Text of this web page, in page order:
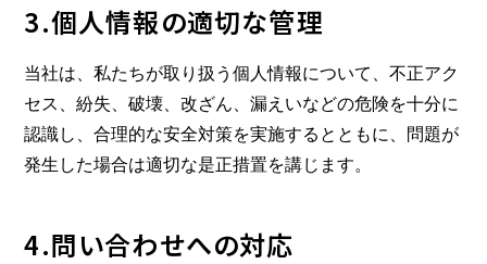
3.個人情報の適切な管理
当社は、私たちが取り扱う個人情報について、不正アク
セス、紛失、破壊、改ざん、漏えいなどの危険を十分に
認識し、合理的な安全対策を実施するとともに、問題が
発生した場合は適切な是正措置を講じます。
4.問い合わせへの対応